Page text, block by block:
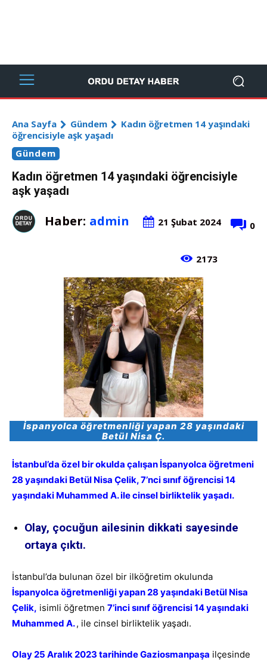
Ana Sayfa Gündem
Kadın öğretmen 14 yaşındaki
öğrencisiyle aşk yaşadı
Gündem
Kadın öğretmen 14 yaşındaki öğrencisiyle
aşk yaşadı
Haber: admin 21 Şubat 2024 0
2173
İspanyolca öğretmenliği yapan 28 yaşındaki
Betül Nisa Ç.
İstanbul’da özel bir okulda çalışan İspanyolca öğretmeni
28 yaşındaki Betül Nisa Çelik, 7’nci sınıf öğrencisi 14
yaşındaki Muhammed A. ile cinsel birliktelik yaşadı.
Olay, çocuğun ailesinin dikkati sayesinde
ortaya çıktı.
İstanbul’da bulunan özel bir ilköğretim okulunda
İspanyolca öğretmenliği yapan 28 yaşındaki Betül Nisa
Çelik, isimli öğretmen 7’inci sınıf öğrencisi 14 yaşındaki
Muhammed A., ile cinsel birliktelik yaşadı.
Olay 25 Aralık 2023 tarihinde Gaziosmanpaşa ilçesinde